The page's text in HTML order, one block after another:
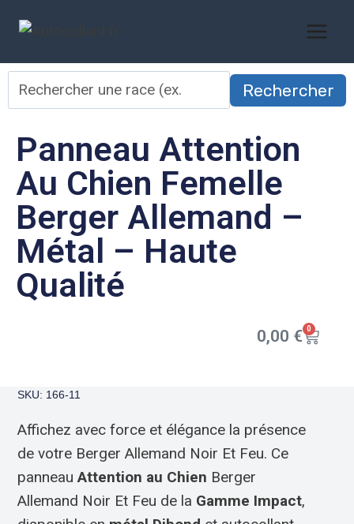
Rechercher
Panneau Attention
Au Chien Femelle
Berger Allemand –
Métal – Haute
Qualité
0,00 € 0
SKU: 166-11
Affichez avec force et élégance la présence
de votre Berger Allemand Noir Et Feu. Ce
panneauAttention au Chien Berger
Allemand Noir Et Feu de la Gamme Impact,